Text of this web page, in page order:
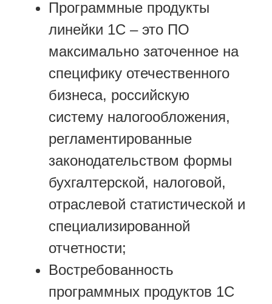
Программные продукты
линейки 1С – это ПО
максимально заточенное на
специфику отечественного
бизнеса, российскую
систему налогообложения,
регламентированные
законодательством формы
бухгалтерской, налоговой,
отраслевой статистической и
специализированной
отчетности;
Востребованность
программных продуктов 1С